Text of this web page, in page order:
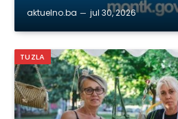
aktuelno.ba jul 30, 2026
TUZLA